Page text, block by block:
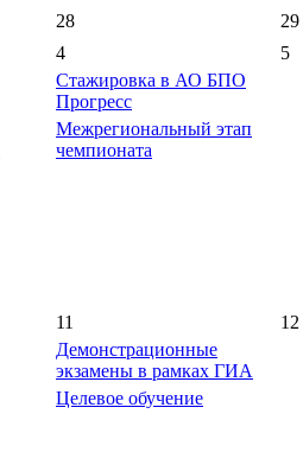
28 29
4
Стажировка в АО БПО
Прогресс
Межрегиональный этап
чемпионата
5
11
Демонстрационные
экзамены в рамках ГИА
Целевое обучение
12